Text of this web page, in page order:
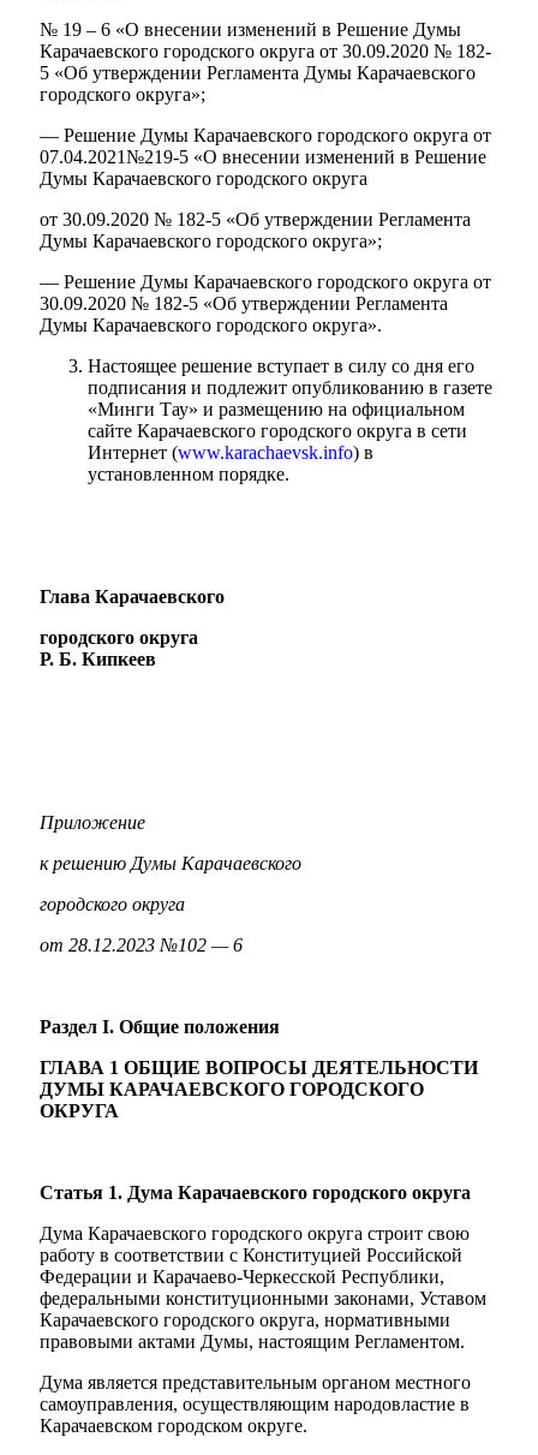
№ 19 – 6 «О внесении изменений в Решение Думы
Карачаевского городского округа от 30.09.2020 № 182-
5 «Об утверждении Регламента Думы Карачаевского
городского округа»;
— Решение Думы Карачаевского городского округа от
07.04.2021№219-5 «О внесении изменений в Решение
Думы Карачаевского городского округа
от 30.09.2020 № 182-5 «Об утверждении Регламента
Думы Карачаевского городского округа»;
— Решение Думы Карачаевского городского округа от
30.09.2020 № 182-5 «Об утверждении Регламента
Думы Карачаевского городского округа».
Настоящее решение вступает в силу со дня его
подписания и подлежит опубликованию в газете
«Минги Тау» и размещению на официальном
сайте Карачаевского городского округа в сети
Интернет (www.karachaevsk.info) в
установленном порядке.
Глава Карачаевского
городского округа
Р. Б. Кипкеев
Приложение
к решению Думы Карачаевского
городского округа
от 28.12.2023 №102 — 6
Раздел I. Общие положения
ГЛАВА 1 ОБЩИЕ ВОПРОСЫ ДЕЯТЕЛЬНОСТИ
ДУМЫ КАРАЧАЕВСКОГО ГОРОДСКОГО
ОКРУГА
Статья 1. Дума Карачаевского городского округа
Дума Карачаевского городского округа строит свою
работу в соответствии с Конституцией Российской
Федерации и Карачаево-Черкесской Республики,
федеральными конституционными законами, Уставом
Карачаевского городского округа, нормативными
правовыми актами Думы, настоящим Регламентом.
Дума является представительным органом местного
самоуправления, осуществляющим народовластие в
Карачаевском городском округе.
Мэр